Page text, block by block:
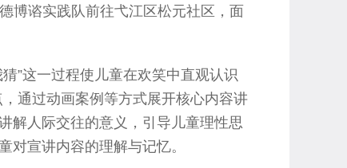
博谘实践队前往弋江区松元社区，面
”这一过程使儿童在欢笑中直观认识
通过动画案例等方式展开核心内容讲
解人际交往的意义，引导儿童理性思
对宣讲内容的理解与记忆。